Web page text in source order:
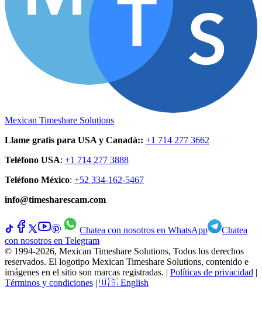
Mexican Timeshare Solutions
Llame gratis para USA y Canadá:: +1 714 277 3662
Teléfono USA: +1 714 277 3888
Teléfono México: +52 334-162-5467
info@timesharescam.com
Chatea con nosotros en WhatsApp
Chatea
con nosotros en Telegram
© 1994-2026, Mexican Timeshare Solutions, Todos los derechos
reservados. El logotipo Mexican Timeshare Solutions, contenido e
imágenes en el sitio son marcas registradas. | Políticas de privacidad |
Términos y condiciones | 🇺🇸 English